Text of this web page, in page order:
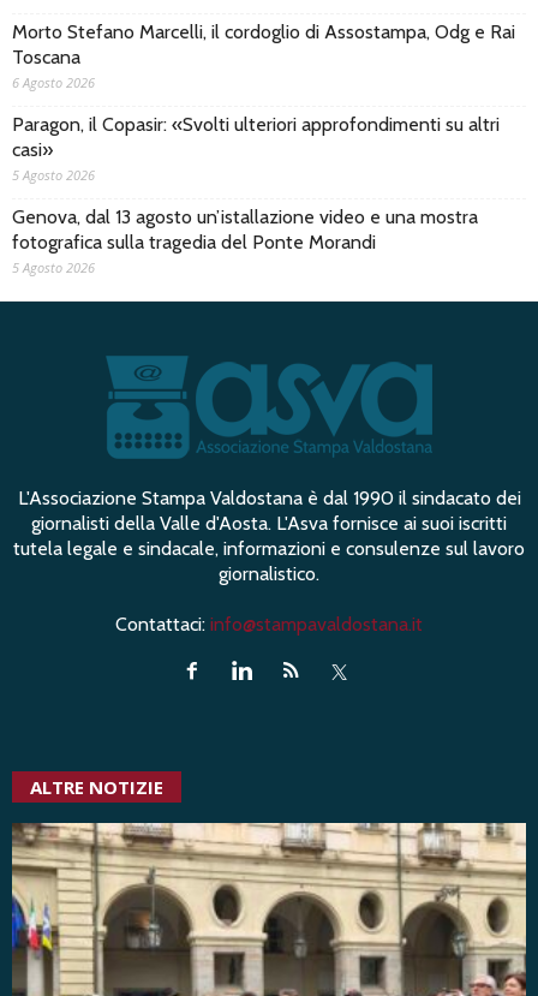
Morto Stefano Marcelli, il cordoglio di Assostampa, Odg e Rai
Toscana
6 Agosto 2026
Paragon, il Copasir: «Svolti ulteriori approfondimenti su altri
casi»
5 Agosto 2026
Genova, dal 13 agosto un’istallazione video e una mostra
fotografica sulla tragedia del Ponte Morandi
5 Agosto 2026
L'Associazione Stampa Valdostana è dal 1990 il sindacato dei
giornalisti della Valle d'Aosta. L'Asva fornisce ai suoi iscritti
tutela legale e sindacale, informazioni e consulenze sul lavoro
giornalistico.
Contattaci: info@stampavaldostana.it
ALTRE NOTIZIE